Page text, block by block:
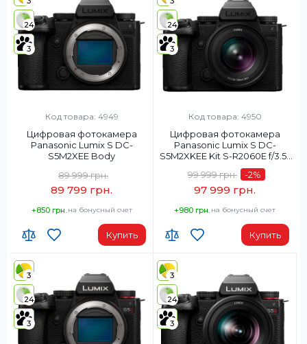
24
3
Код товара: 4949
Цифровая фотокамера
Panasonic Lumix S DC-
S5M2XEE Body
89 799 грн.
89 999 грн.
+850 грн. на бонусный счет
Купить
24
3
Код товара: 4950
Цифровая фотокамера
Panasonic Lumix S DC-
S5M2XKEE Kit S-R2060E f/3.5-
97 999 грн.
99 999 грн. -2%
+980 грн. на бонусный счет
Купить
3
24
3
3
24
3